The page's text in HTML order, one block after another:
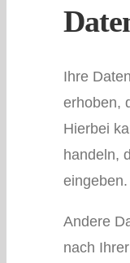
Ihre
erhoben,
Hierbei
handeln,
eingeben.
Andere
nach